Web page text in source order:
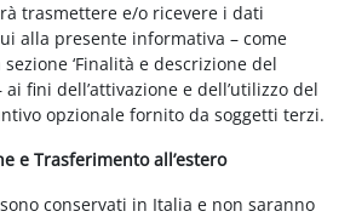
trasmettere e/o ricevere i dati
alla presente informativa – come
‘Finalità e descrizione del
ai fini dell’attivazione e dell’utilizzo del
opzionale fornito da soggetti terzi.
e Trasferimento all’estero
conservati in Italia e non saranno